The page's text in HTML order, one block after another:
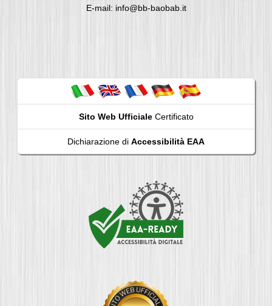
E-mail: info@bb-baobab.it
Sito Web UfficialeCertificato
Dichiarazione di Accessibilità EAA